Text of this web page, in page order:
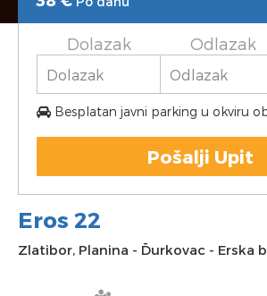
Dolazak Odlazak
Besplatan javni parking u okviru
Pošalji Upit
Eros 22
Zlatibor, Planina - Đurkovac - Erska